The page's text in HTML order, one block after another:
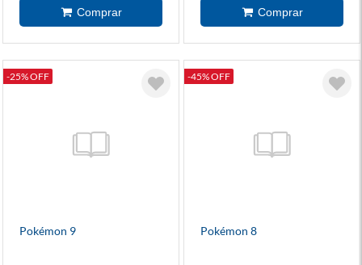
-25% OFF
Pokémon 9
-45% OFF
Pokémon 8